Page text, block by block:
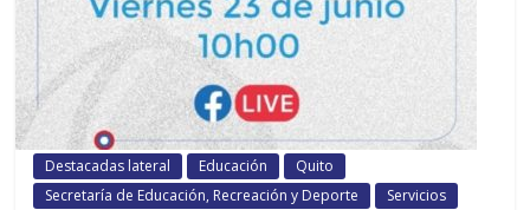
Destacadas lateral Educación
Quito
Secretaría de Educación, Recreación y Deporte
Servicios